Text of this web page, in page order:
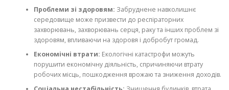
Проблеми зі здоровям: Забруднене навколишнє
середовище може призвести до респіраторних
захворювань, захворювань серця, раку та інших проблем зі
здоровям, впливаючи на здоровя і добробут громад.
Економічні втрати: Екологічні катастрофи можуть
порушити економічну діяльність, спричиняючи втрату
робочих місць, пошкодження врожаю та зниження доходів.